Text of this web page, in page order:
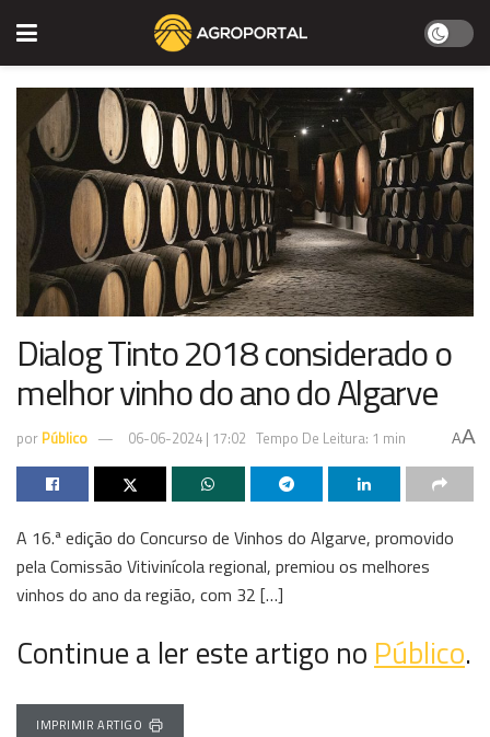
Dialog Tinto 2018 considerado o
melhor vinho do ano do Algarve
por Público 06-06-2024 | 17:02 Tempo De Leitura: 1 min AA
A 16.ª edição do Concurso de Vinhos do Algarve, promovido
pela Comissão Vitivinícola regional, premiou os melhores
vinhos do ano da região, com 32 […]
Continue a ler este artigo noPúblico.
IMPRIMIR ARTIGO